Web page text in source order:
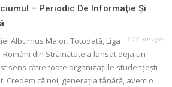
– Periodic De Informaţie Şi
13 ani ago
Alburnus Maior. Totodată, Liga
din Străinătate a lansat deja un
sens către toate organizaţiile studenţeşti
Credem că noi, generaţia tânără, avem o